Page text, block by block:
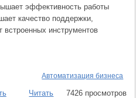
эффективность работы
качество поддержки,
встроенных инструментов
Автоматизация бизнеса
Читать 7426 просмотров